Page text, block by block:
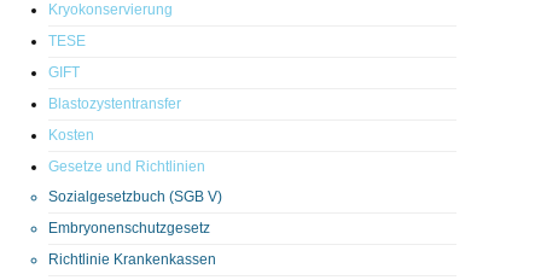
Kryokonservierung
TESE
GIFT
Blastozystentransfer
Kosten
Gesetze und Richtlinien
Sozialgesetzbuch (SGB V)
Embryonenschutzgesetz
Richtlinie Krankenkassen